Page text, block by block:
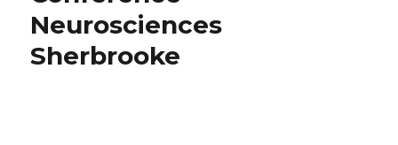
Neurosciences
Sherbrooke